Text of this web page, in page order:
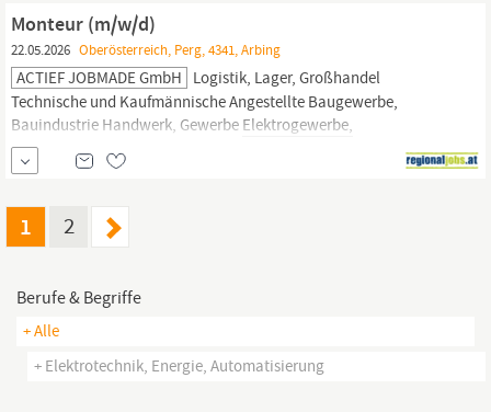
Produktions- und Schichtarbeit Metallwaren- und
Automobilindustrie ;
Monteur (m/w/d)
22.05.2026 Oberösterreich, Perg, 4341, Arbing
ACTIEF JOBMADE GmbH Logistik, Lager, Großhandel
Technische und Kaufmännische Angestellte Baugewerbe,
Bauindustrie Handwerk, Gewerbe Elektrogewerbe,
Elektronikindustrie
Produktions- und Schichtarbeit Metallwaren-
und Automobilindustrie ; ACTIEF JOBMADE bietet österreichweit
sind quer durch alle...
1 2
Berufe & Begriffe
+ Alle
+ Elektrotechnik, Energie, Automatisierung